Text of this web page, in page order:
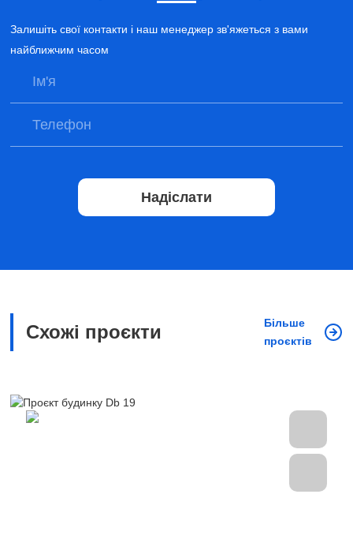
Залишіть свої контакти і наш менеджер зв'яжеться з вами
найближчим часом
Надіслати
Схожі проєкти
Більше
проєктів